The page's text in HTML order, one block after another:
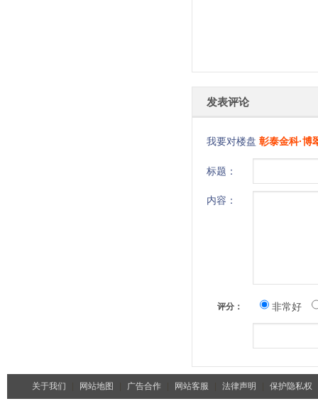
发表评论
我要对楼盘 彰泰金科·博
标题：
内容：
评分： 非常好
关于我们 网站地图 广告合作 网站客服 法律声明 保护隐私权